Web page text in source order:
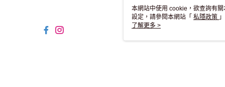
本網站中使用 cookie，欲查詢有
設定，請參閱本網站「 私隱政策
用 cookie。
了解更多 >